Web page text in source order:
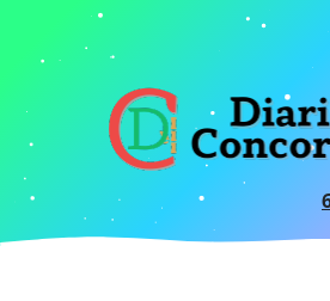
contenido